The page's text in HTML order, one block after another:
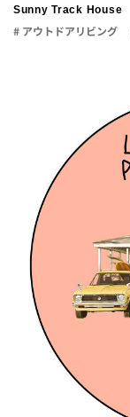
Sunny Track House
# アウトドアリビング